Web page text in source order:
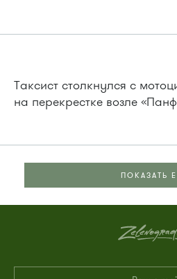
Таксист столкнулся с
на перекрестке возле
ПОКАЗАТЬ